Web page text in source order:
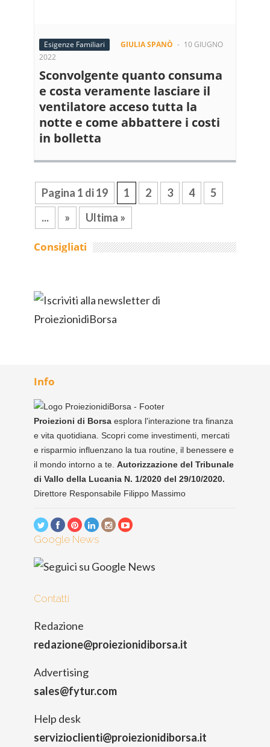
Esigenze Familiari GIULIA SPANÒ - 10 GIUGNO
2022
Sconvolgente quanto consuma
e costa veramente lasciare il
ventilatore acceso tutta la
notte e come abbattere i costi
in bolletta
Pagina 1 di 19 1 2 3 4
5
...
» Ultima »
Consigliati
Info
Proiezioni di Borsa esplora l'interazione tra finanza
e vita quotidiana. Scopri come investimenti, mercati
e risparmio influenzano la tua routine, il benessere e
il mondo intorno a te. Autorizzazione del Tribunale
di Vallo della Lucania N. 1/2020 del 29/10/2020.
Direttore Responsabile Filippo Massimo
Google News
Contatti
Redazione
redazione@proiezionidiborsa.it
Advertising
sales@fytur.com
Help desk
servizioclienti@proiezionidiborsa.it